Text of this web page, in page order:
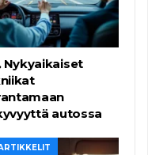
Nykyaikaiset
autossa